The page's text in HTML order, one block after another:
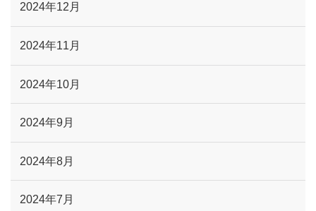
2024年12月
2024年11月
2024年10月
2024年9月
2024年8月
2024年7月